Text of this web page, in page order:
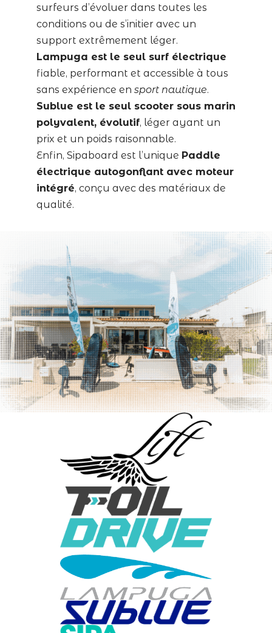
surfeurs d’évoluer dans toutes les
conditions ou de s’initier avec un
support extrêmement léger.
Lampuga est le seul surf électrique
fiable, performant et accessible à tous
sans expérience en sport nautique.
Sublue est le seul scooter sous marin
polyvalent, évolutif, léger ayant un
prix et un poids raisonnable.
Enfin, Sipaboard est l’unique Paddle
électrique autogonflant avec moteur
intégré, conçu avec des matériaux de
qualité.